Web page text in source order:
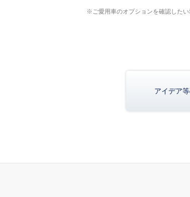
※ご愛用車のオプションを確認したい
アイデア